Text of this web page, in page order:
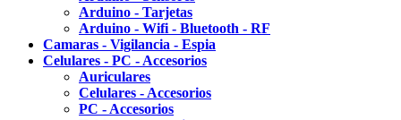
Arduino - Tarjetas
Arduino - Wifi - Bluetooth - RF
Camaras - Vigilancia - Espia
Celulares - PC - Accesorios
Auriculares
Celulares - Accesorios
PC - Accesorios